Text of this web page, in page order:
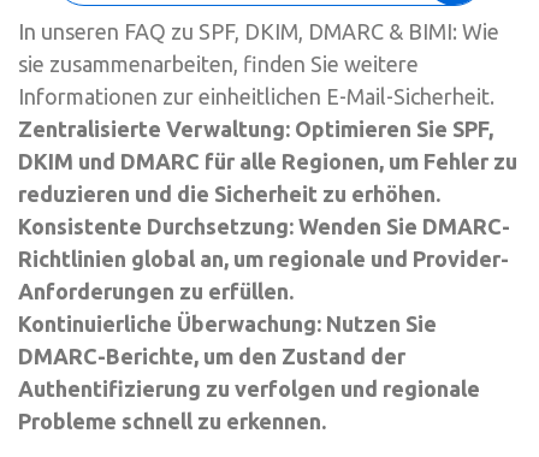
In unseren FAQ zu SPF, DKIM, DMARC & BIMI: Wie
sie zusammenarbeiten, finden Sie weitere
Informationen zur einheitlichen E-Mail-Sicherheit.
Zentralisierte Verwaltung: Optimieren Sie SPF,
DKIM und DMARC für alle Regionen, um Fehler zu
reduzieren und die Sicherheit zu erhöhen.
Konsistente Durchsetzung: Wenden Sie DMARC-
Richtlinien global an, um regionale und Provider-
Anforderungen zu erfüllen.
Kontinuierliche Überwachung: Nutzen Sie
DMARC-Berichte, um den Zustand der
Authentifizierung zu verfolgen und regionale
Probleme schnell zu erkennen.